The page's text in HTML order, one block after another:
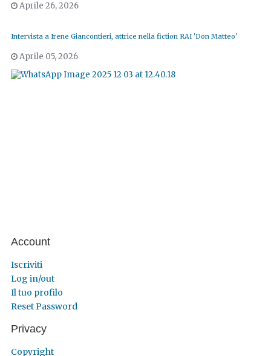
Aprile 26, 2026
Intervista a Irene Giancontieri, attrice nella fiction RAI 'Don Matteo'
Aprile 05, 2026
Account
Iscriviti
Log in/out
Il tuo profilo
Reset Password
Privacy
Copyright